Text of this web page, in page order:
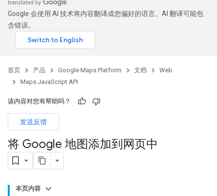
Google 会使用 AI 技术将内容翻译成您偏好的语言。AI 翻译可能包
含错误。
首页 产品 Google Maps Platform 文档
Web
Maps JavaScript API
该内容对您有帮助吗？
发送反馈
将 Google 地图添加到网页中
本页内容